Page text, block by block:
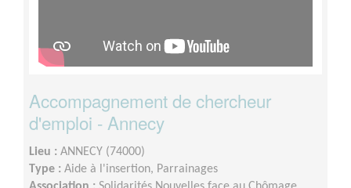
Accompagnement de chercheur
d'emploi - Annecy
Lieu : ANNECY (74000)
Type : Aide à l'insertion, Parrainages